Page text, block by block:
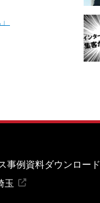
事例資料ダウンロード
玉